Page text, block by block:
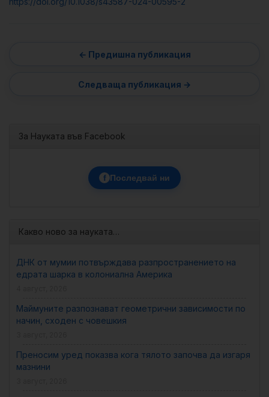
За Науката във Facebook
f Последвай ни
Какво ново за науката…
ДНК от мумии потвърждава разпространението на
едрата шарка в колониална Америка
Маймуните разпознават геометрични зависимости по
начин, сходен с човешкия
Преносим уред показва кога тялото започва да изгаря
мазнини